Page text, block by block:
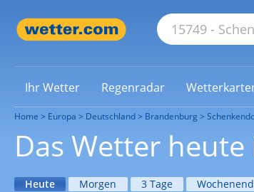
Ihr Wetter Regenradar
Home Europa Deutschland Brandenburg
Das Wetter
Heute Morgen 3 Tage